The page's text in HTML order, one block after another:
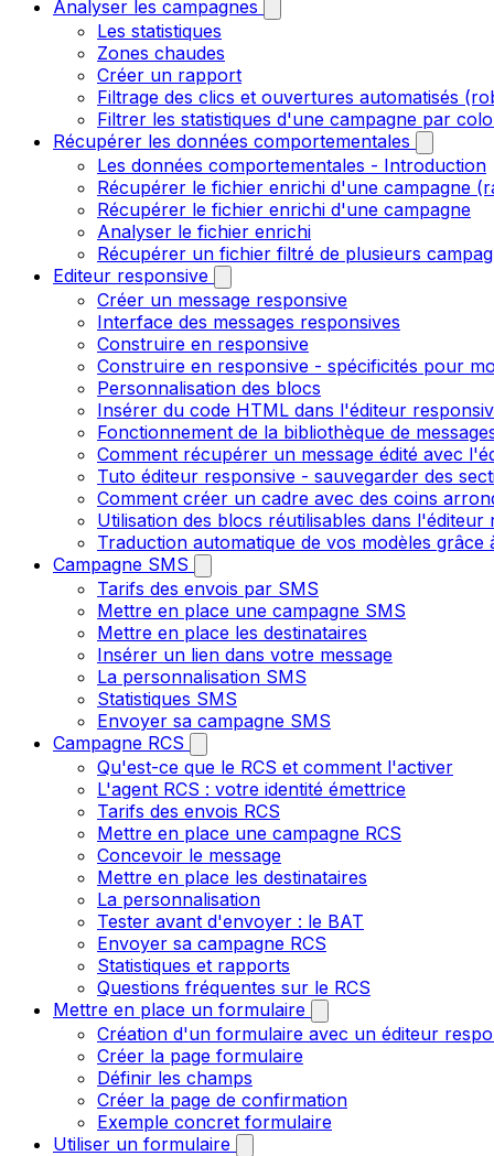
Analyser les campagnes
Les statistiques
Zones chaudes
Créer un rapport
Filtrage des clics et ouvertures automatisés
Filtrer les statistiques d'une campagne par
Récupérer les données comportementales
Les données comportementales - Introduction
Récupérer le fichier enrichi d'une campagne
Récupérer le fichier enrichi d'une campagne
Analyser le fichier enrichi
Récupérer un fichier filtré de plusieurs
Editeur responsive
Créer un message responsive
Interface des messages responsives
Construire en responsive
Construire en responsive - spécificités pour
Personnalisation des blocs
Insérer du code HTML dans l'éditeur
Fonctionnement de la bibliothèque de
Comment récupérer un message édité avec
Tuto éditeur responsive - sauvegarder des
Comment créer un cadre avec des coins
Utilisation des blocs réutilisables dans l'éditeur
Traduction automatique de vos modèles grâce
Campagne SMS
Tarifs des envois par SMS
Mettre en place une campagne SMS
Mettre en place les destinataires
Insérer un lien dans votre message
La personnalisation SMS
Statistiques SMS
Envoyer sa campagne SMS
Campagne RCS
Qu'est-ce que le RCS et comment l'activer
L'agent RCS : votre identité émettrice
Tarifs des envois RCS
Mettre en place une campagne RCS
Concevoir le message
Mettre en place les destinataires
La personnalisation
Tester avant d'envoyer : le BAT
Envoyer sa campagne RCS
Statistiques et rapports
Questions fréquentes sur le RCS
Mettre en place un formulaire
Création d'un formulaire avec un éditeur
Créer la page formulaire
Définir les champs
Créer la page de confirmation
Exemple concret formulaire
Utiliser un formulaire